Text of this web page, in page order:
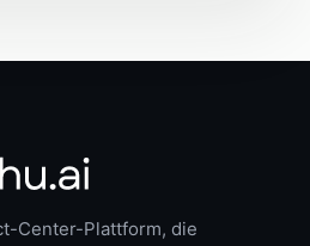
Center-Plattform, die